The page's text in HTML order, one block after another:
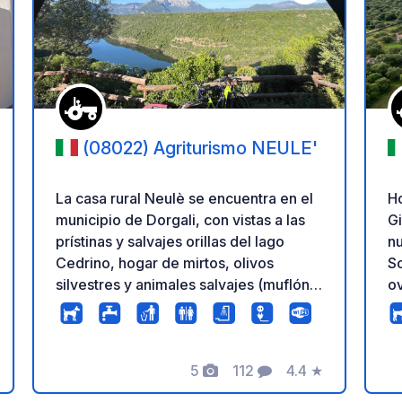
tus favoritos Añadir a tus
(08022) Agriturismo NEULE'
La casa rural Neulè se encuentra en el
municipio de Dorgali, con vistas a las
prístinas y salvajes orillas del lago
Cedrino, hogar de mirtos, olivos
silvestres y animales salvajes (muflón,
jabalí, liebre, comadreja y zorro).
Respetando la naturaleza, se accede a
kilómetros, fácilmente transitable para
todo tipo de vehículos. El agrocamping
5
Fotos
112
Comentarios
4.4
Calificación
★